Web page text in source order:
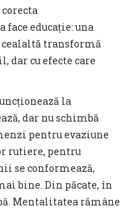
educație: una
transformă
dar cu efecte care
la
dar nu schimbă
pentru evaziune
rutiere, pentru
se conformează,
bine. Din păcate, în
Mentalitatea rămâne